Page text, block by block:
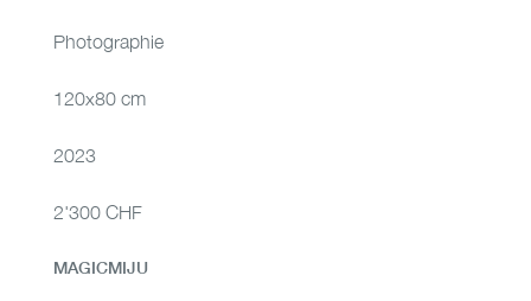
Photographie
120x80 cm
2023
2'300 CHF
MAGICMIJU